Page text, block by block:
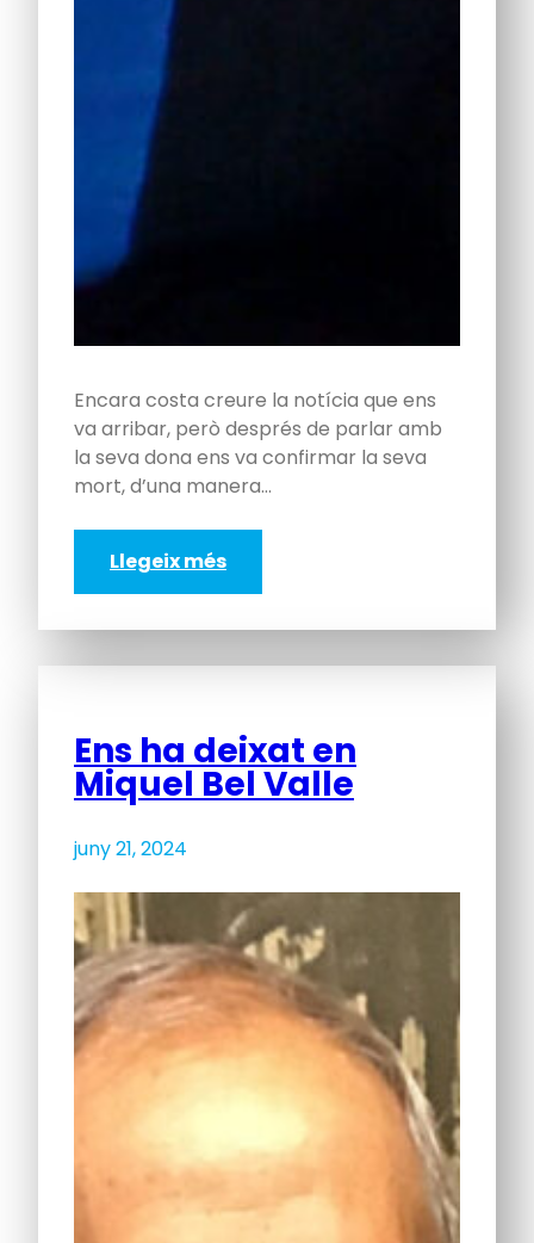
Encara costa creure la notícia que ens
va arribar, però després de parlar amb
la seva dona ens va confirmar la seva
mort, d’una manera…
Llegeix més
Ens ha deixat en
Miquel Bel Valle
juny 21, 2024